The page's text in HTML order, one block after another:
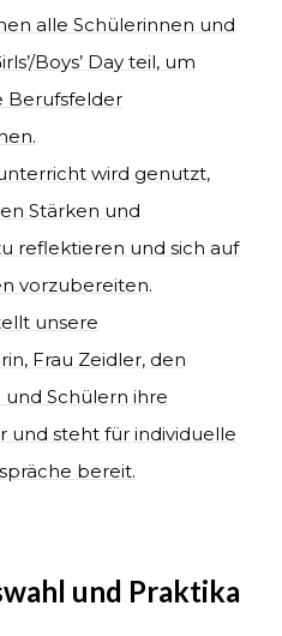
alle Schülerinnen und
Boys’ Day teil, um
Berufsfelder
wird genutzt,
Stärken und
reflektieren und sich auf
vorzubereiten.
unsere
Frau Zeidler, den
Schülern ihre
und steht für individuelle
bereit.
und Praktika